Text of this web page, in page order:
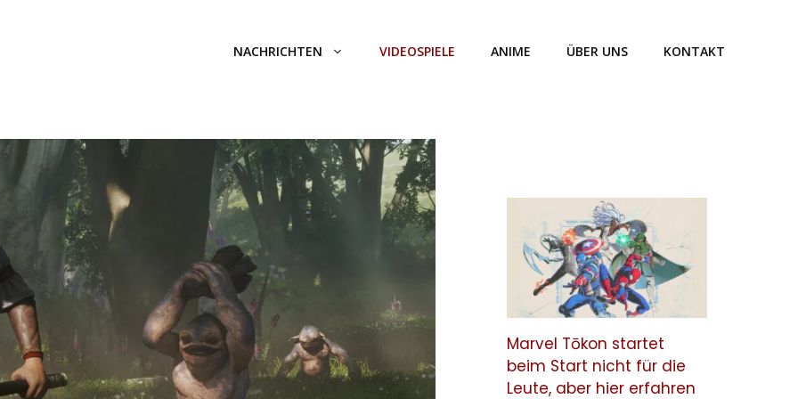
NACHRICHTEN VIDEOSPIELE ANIME ÜBER UNS KONTAKT
Marvel Tōkon startet
beim Start nicht für die
Leute, aber hier erfahren